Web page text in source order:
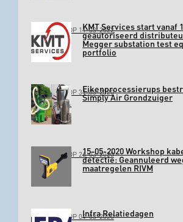
GEPLAATST OP 11-03-2022KMT Services start vanaf
geautoriseerd
Megger substation test
portfolio
GEPLAATST OP 31-03-2020Eikenprocessierups
Simply Air Grondzuiger
GEPLAATST OP 26-03-202015-05-2020 Workshop
detectie: Geannuleerd
maatregelen RIVM
GEPLAATST OP 04-03-2020Infra Relatiedagen